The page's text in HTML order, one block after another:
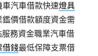
汽車借款快速燈具
價借款額度資金需
務資金職業汽車借
借錢最低保障支票借